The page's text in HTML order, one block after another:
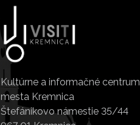
Kultúrne a informačné centrum
mesta Kremnica
Štefánikovo námestie 35/44